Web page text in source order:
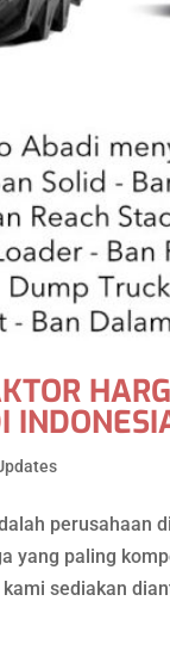
perusahaan
yang paling
sediakan